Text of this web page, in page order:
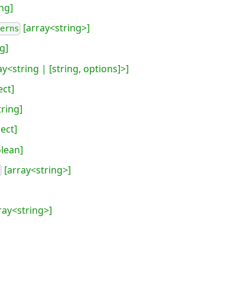
[array<string>]
| [string, options]>]
[array<string>]